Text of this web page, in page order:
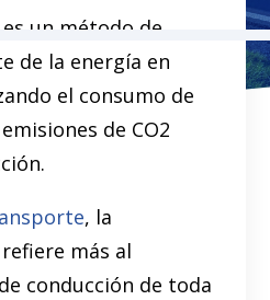
un método de
de la energía en
el consumo de
de CO2
, la
más al
conducción de toda